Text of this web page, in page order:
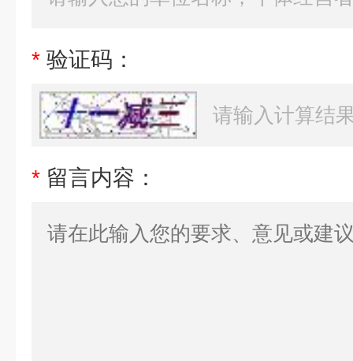
* 验证码：
* 留言内容：